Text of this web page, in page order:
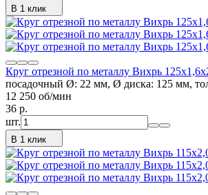
В 1 клик
Круг отрезной по металлу Вихрь
посадочный Ø: 22 мм, Ø диска: 125 мм,
12 250 об/мин
36 p.
шт.
В 1 клик